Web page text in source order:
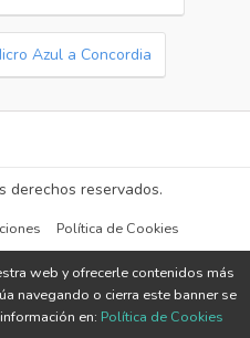
Azul a Concordia
web y ofrecerle contenidos más
navegando o cierra este banner se
en: Política de Cookies
derechos reservados.
Política de Cookies